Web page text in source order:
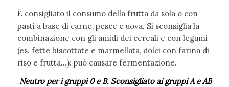
È consigliato il consumo della frutta da sola o con
pasti a base di carne, pesce e uova. Si sconsiglia la
combinazione con gli amidi dei cereali e con legumi
(es. fette biscottate e marmellata, dolci con farina di
riso e frutta…): può causare fermentazione.
Neutro per i gruppi 0 e B. Sconsigliato ai gruppi A e AB